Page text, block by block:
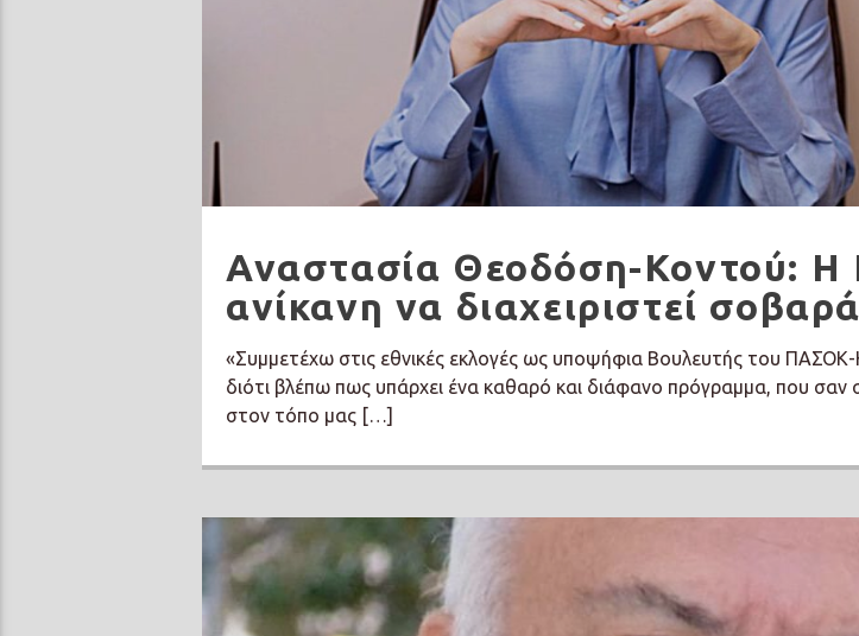
Αναστασία Θεοδόση-Κοντού: Η
ανίκανη να διαχειριστεί
«Συμμετέχω στις εθνικές εκλογές ως υποψήφια Βουλευτής του
διότι βλέπω πως υπάρχει ένα καθαρό και διάφανο πρόγραμμα, που σαν
στον τόπο μας […]